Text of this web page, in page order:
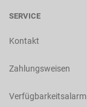
SERVICE
Kontakt
Zahlungsweisen
Verfügbarkeitsalarm